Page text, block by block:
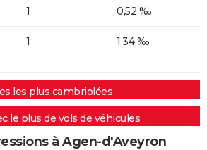
1 0,52 ‰
1 1,34 ‰
les plus cambriolées
le plus de vols de véhicules
à Agen-d'Aveyron